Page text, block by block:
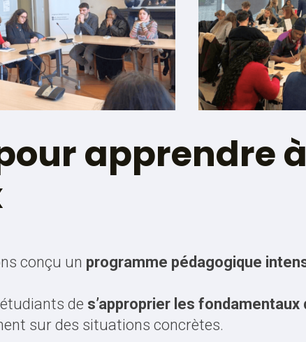
apprendre
conçu un programme pédagogique
de s’approprier les
sur des situations concrètes.